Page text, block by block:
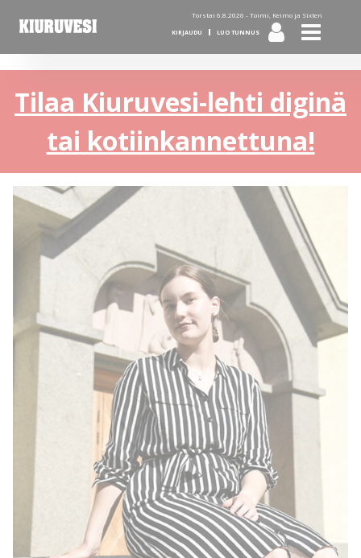
Torstai 6.8.2026 - Toimi, Keimo ja Sixten
KIRJAUDU LUO TUNNUS
Tilaa Kiuruvesi-lehti diginä
tai kotiinkannettuna!